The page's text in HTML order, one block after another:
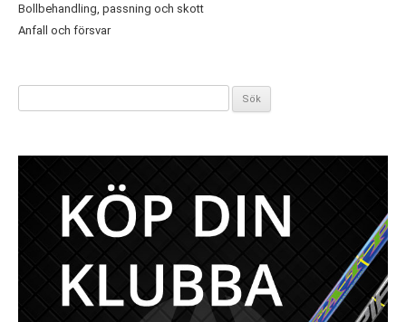
Bollbehandling, passning och skott
Anfall och försvar